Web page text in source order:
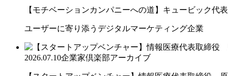
【モチベーションカンパニーへの道】キュービック代
ユーザーに寄り添うデジタルマーケティング企業
2026.07.10企業家倶楽部アーカイブ